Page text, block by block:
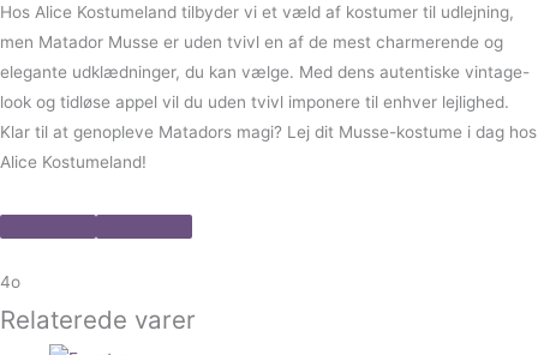
Hos Alice Kostumeland tilbyder vi et væld af kostumer til udlejning,
men Matador Musse er uden tvivl en af de mest charmerende og
elegante udklædninger, du kan vælge. Med dens autentiske vintage-
look og tidløse appel vil du uden tvivl imponere til enhver lejlighed.
Klar til at genopleve Matadors magi? Lej dit Musse-kostume i dag hos
Alice Kostumeland!
4o
Relaterede varer